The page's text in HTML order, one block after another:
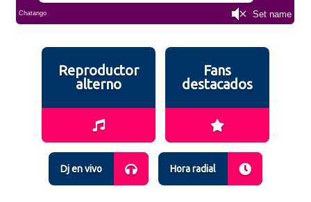
Reproductor
alterno
Fans
destacados
Dj en vivo Hora radial